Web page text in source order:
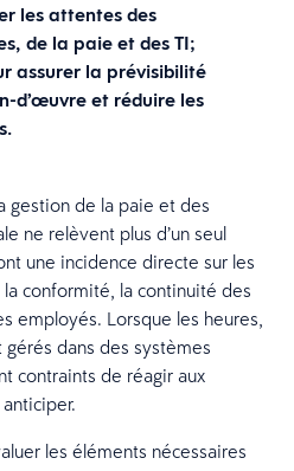
les attentes des
de la paie et des TI;
assurer la prévisibilité
d’œuvre et réduire les
gestion de la paie et des
ne relèvent plus d’un seul
une incidence directe sur les
conformité, la continuité des
employés. Lorsque les heures,
dans des systèmes
contraints de réagir aux
les éléments nécessaires